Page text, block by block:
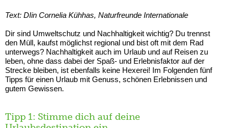
Text: DIin Cornelia Kühhas, Naturfreunde Internationale
Dir sind Umweltschutz und Nachhaltigkeit wichtig? Du trennst
den Müll, kaufst möglichst regional und bist oft mit dem Rad
unterwegs? Nachhaltigkeit auch im Urlaub und auf Reisen zu
leben, ohne dass dabei der Spaß- und Erlebnisfaktor auf der
Strecke bleiben, ist ebenfalls keine Hexerei! Im Folgenden fünf
Tipps für einen Urlaub mit Genuss, schönen Erlebnissen und
gutem Gewissen.
Tipp 1: Stimme dich auf deine